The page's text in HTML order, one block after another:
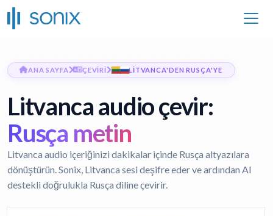
ANA SAYFA ÇEVIRI LITVANCA'DEN RUSÇA'YE
Litvanca audio çevir:
Rusça metin
Litvanca audio içeriğinizi dakikalar içinde Rusça altyazılara
dönüştürün. Sonix, Litvanca sesi deşifre eder ve ardından AI
destekli doğrulukla Rusça diline çevirir.